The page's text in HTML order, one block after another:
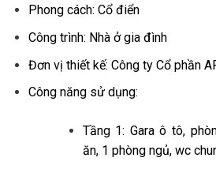
Phong cách: Cổ điển
Công trình: Nhà ở gia đình
Đơn vị thiết kế: Công ty Cổ phần
Công năng sử dụng:
Tầng 1: Gara ô tô,
ăn, 1 phòng ngủ, wc